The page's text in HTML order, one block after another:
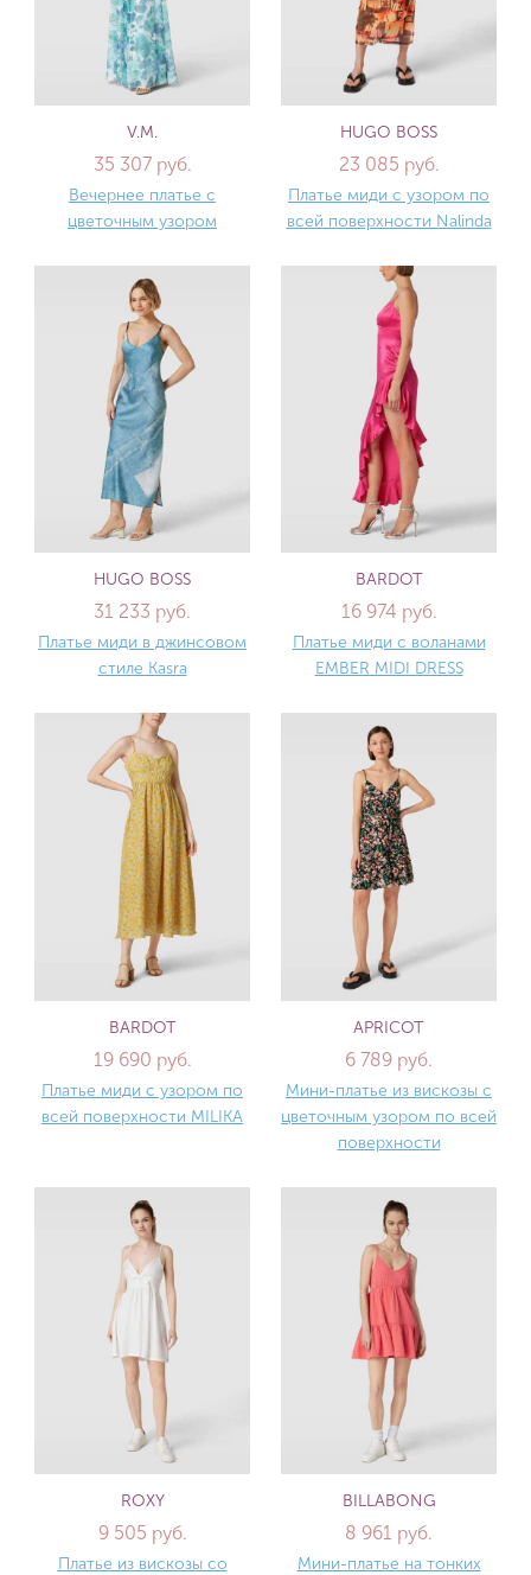
V.M.
35 307 руб.
Вечернее платье с
цветочным узором
HUGO BOSS
23 085 руб.
Платье миди с узором по
всей поверхности Nalinda
HUGO BOSS
31 233 руб.
Платье миди в джинсовом
стиле Kasra
BARDOT
16 974 руб.
Платье миди с воланами
EMBER MIDI DRESS
BARDOT
19 690 руб.
Платье миди с узором по
всей поверхности MILIKA
APRICOT
6 789 руб.
Мини-платье из вискозы с
цветочным узором по всей
поверхности
ROXY
9 505 руб.
Платье из вискозы со
BILLABONG
8 961 руб.
Мини-платье на тонких